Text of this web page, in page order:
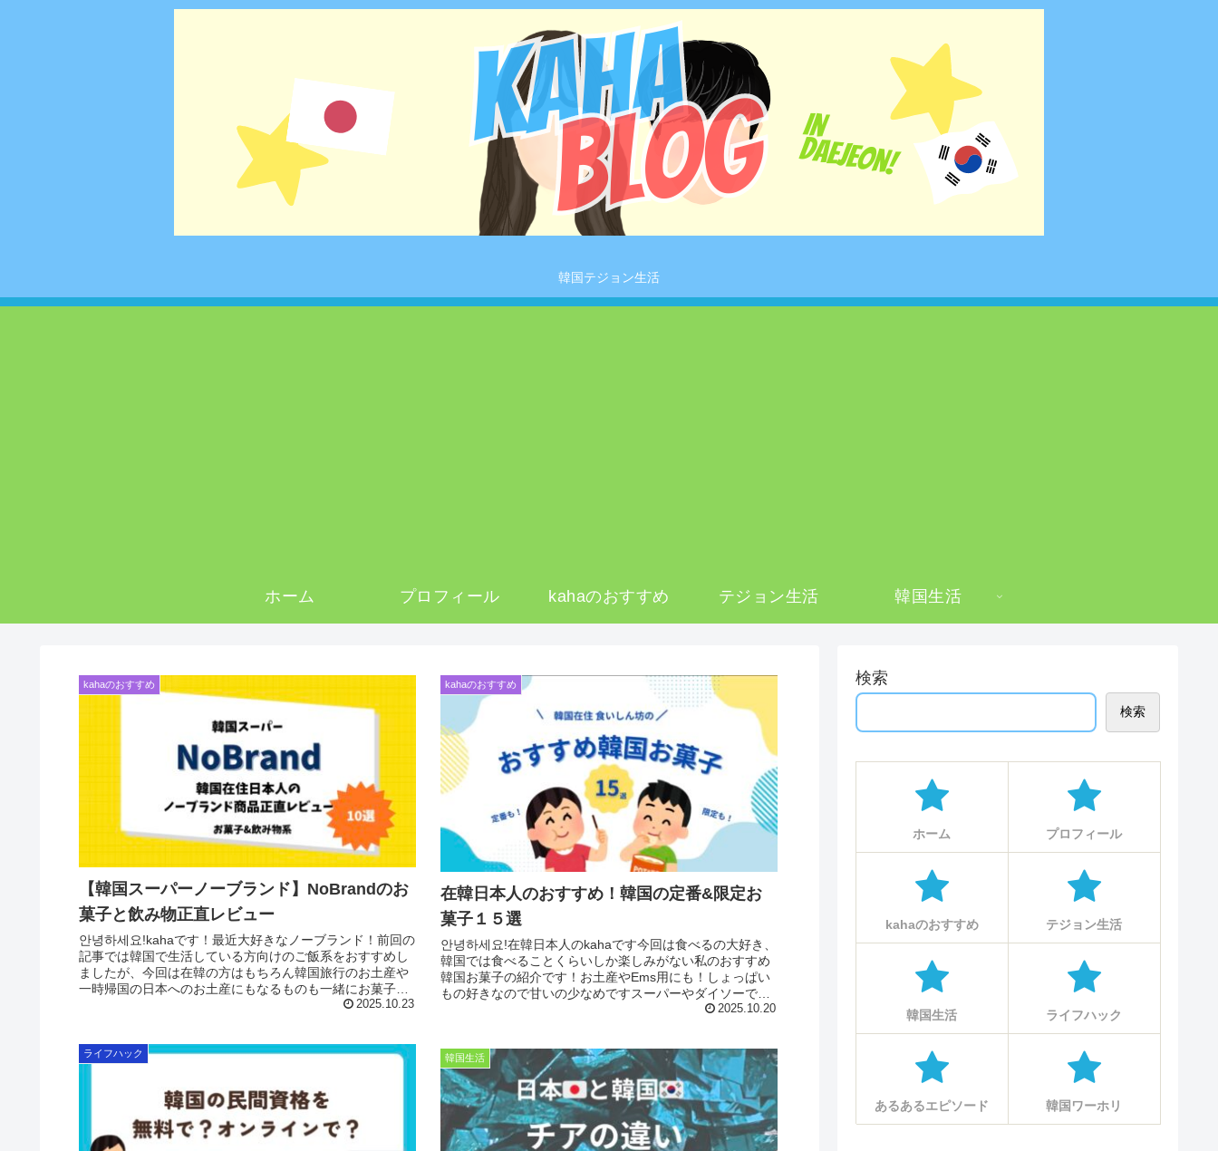
韓国テジョン生活
ホーム プロフィール kahaのおすすめ テジョン生活 韓国生活
kahaのおすすめ
【韓国スーパーノーブランド】NoBrandのお
菓子と飲み物正直レビュー
안녕하세요!kahaです！最近大好きなノーブランド！前回の
記事では韓国で生活している方向けのご飯系をおすすめし
ましたが、今回は在韓の方はもちろん韓国旅行のお土産や
一時帰国の日本へのお土産にもなるものも一緒にお菓子屋
2025.10.23
kahaのおすすめ
在韓日本人のおすすめ！韓国の定番&限定お
菓子１５選
안녕하세요!在韓日本人のkahaです今回は食べるの大好き、
韓国では食べることくらいしか楽しみがない私のおすすめ
韓国お菓子の紹介です！お土産やEms用にも！しょっぱい
もの好きなので甘いの少なめですスーパーやダイソーで買
2025.10.20
ライフハック 韓国生活
検索
検索
ホーム プロフィール
kahaのおすすめ テジョン生活
韓国生活 ライフハック
あるあるエピソード 韓国ワーホリ